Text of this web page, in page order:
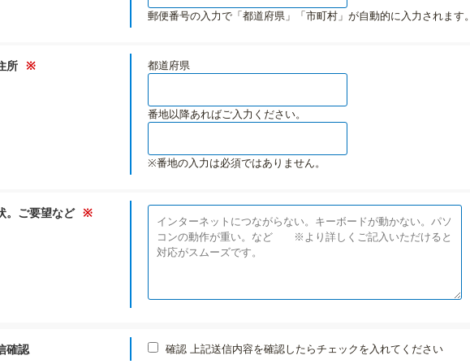
郵便番号の入力で「都道府県」「市町村」が自動的に入力されます。
所 ※ 都道府県
番地以降あればご入力ください。
※番地の入力は必須ではありません。
。ご要望など ※
確認 確認 上記送信内容を確認したらチェックを入れてください